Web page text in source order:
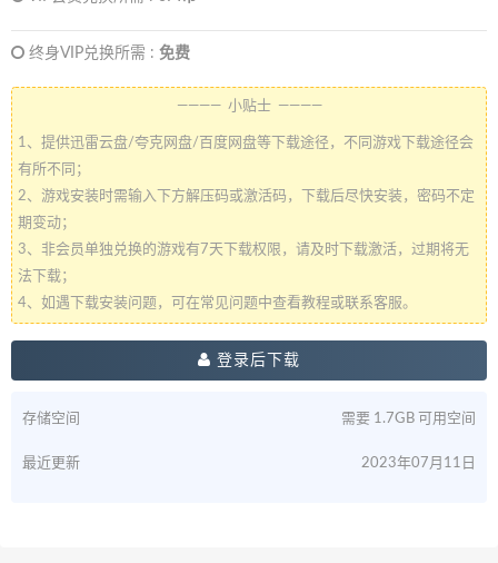
终身VIP兑换所需 : 免费
———— 小贴士 ————
1、提供迅雷云盘/夸克网盘/百度网盘等下载途径，不同游戏下载途径会
有所不同；
2、游戏安装时需输入下方解压码或激活码，下载后尽快安装，密码不定
期变动；
3、非会员单独兑换的游戏有7天下载权限，请及时下载激活，过期将无
法下载；
4、如遇下载安装问题，可在常见问题中查看教程或联系客服。
登录后下载
存储空间 需要 1.7GB 可用空间
最近更新 2023年07月11日